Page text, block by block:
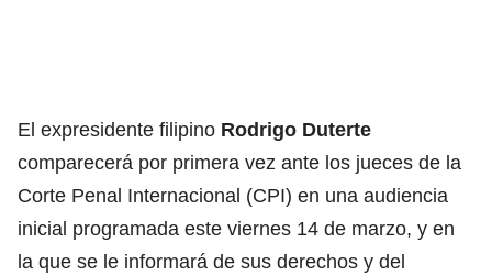
El expresidente filipino Rodrigo Duterte
comparecerá por primera vez ante los jueces de la
Corte Penal Internacional (CPI) en una audiencia
inicial programada este viernes 14 de marzo, y en
la que se le informará de sus derechos y del